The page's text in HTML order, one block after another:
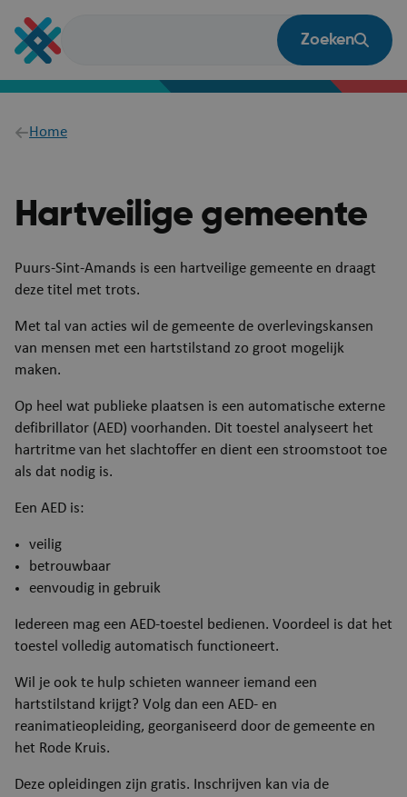
en
naar
inhoud
Zoeken
Breadcrumb
Home
Hartveilige gemeente
​​​​​​​Puurs-Sint-Amands is een hartveilige gemeente en draagt
deze titel met trots.
Met tal van acties wil de gemeente de overlevingskansen
van mensen met een hartstilstand zo groot mogelijk
maken.
Op heel wat publieke plaatsen is een automatische externe
defibrillator (AED) voorhanden. Dit toestel analyseert het
hartritme van het slachtoffer en dient een stroomstoot toe
als dat nodig is.
Een AED is:
veilig
betrouwbaar
eenvoudig in gebruik
Iedereen mag een AED-toestel bedienen. Voordeel is dat het
toestel volledig automatisch functioneert.
Wil je ook te hulp schieten wanneer iemand een
hartstilstand krijgt​? Volg dan een AED- en
reanimatieopleiding, georganiseerd door de gemeente en
het Rode Kruis.
Deze opleidingen zijn gratis. Inschrijven kan via de